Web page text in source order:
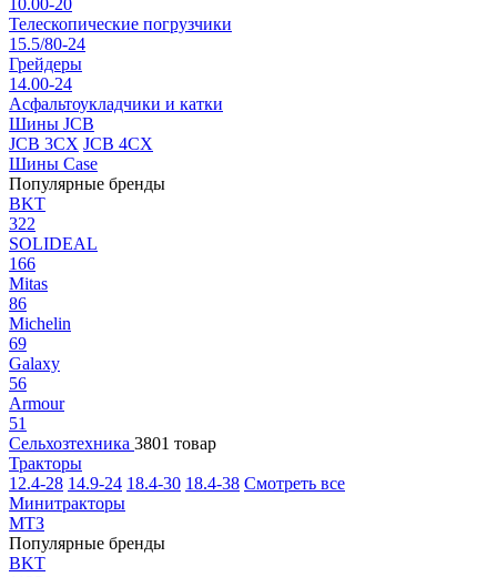
10.00-20
Телескопические погрузчики
15.5/80-24
Грейдеры
14.00-24
Асфальтоукладчики и катки
Шины JCB
JCB 3CX JCB 4CX
Шины Case
Популярные бренды
BKT
322
SOLIDEAL
166
Mitas
86
Michelin
69
Galaxy
56
Armour
51
Сельхозтехника 3801 товар
Тракторы
12.4-28 14.9-24 18.4-30 18.4-38 Смотреть все
Минитракторы
МТЗ
Популярные бренды
BKT